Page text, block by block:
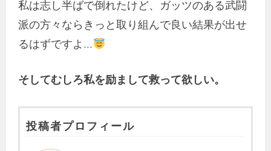
私は志し半ばで倒れたけど、ガッツのある武闘
派の方々ならきっと取り組んで良い結果が出せ
るはずですよ…
そしてむしろ私を励まして救って欲しい。
投稿者プロフィール